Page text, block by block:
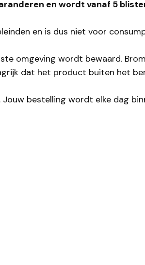
en wordt vanaf 5
en is dus niet voor
omgeving wordt bewaard.
dat het product buiten het
bestelling wordt elke dag